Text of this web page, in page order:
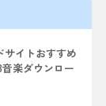
サイトおすすめ
楽ダウンロー